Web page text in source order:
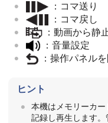
：コマ送り
：コマ戻し
： 動画から静
：音量設定
：操作パネル
ヒント
本機はメモリーカ
記録し再生します。